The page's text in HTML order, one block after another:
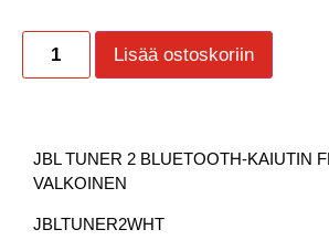
Lisää ostoskoriin
JBL TUNER 2 BLUETOOTH-KAIUTIN
VALKOINEN
JBLTUNER2WHT